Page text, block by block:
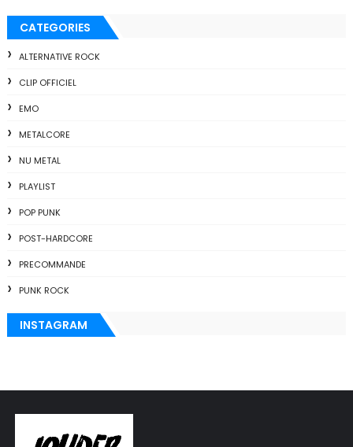
CATEGORIES
ALTERNATIVE ROCK
CLIP OFFICIEL
EMO
METALCORE
NU METAL
PLAYLIST
POP PUNK
POST-HARDCORE
PRECOMMANDE
PUNK ROCK
INSTAGRAM